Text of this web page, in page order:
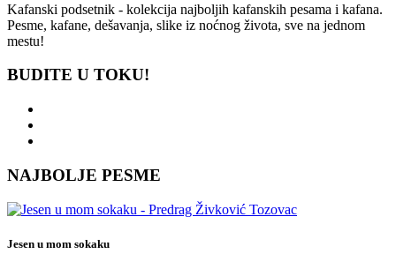
Kafanski podsetnik - kolekcija najboljih kafanskih pesama i kafana.
Pesme, kafane, dešavanja, slike iz noćnog života, sve na jednom
mestu!
BUDITE U TOKU!
NAJBOLJE PESME
Jesen u mom sokaku